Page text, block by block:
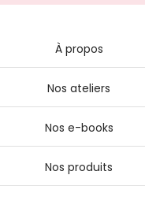
À propos
Nos ateliers
Nos e-books
Nos produits